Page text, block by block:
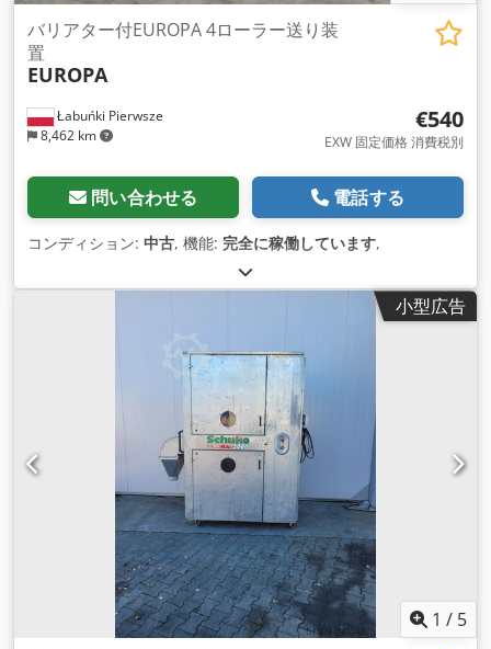
Łabuńki Pierwsze
8,462 km
バリアター付EUROPA 4ローラー送り装
置
EUROPA
€540
EXW 固定価格 消費税別
問い合わせる 電話する
コンディション: 中古, 機能: 完全に稼働しています,
小型広告
1 / 5